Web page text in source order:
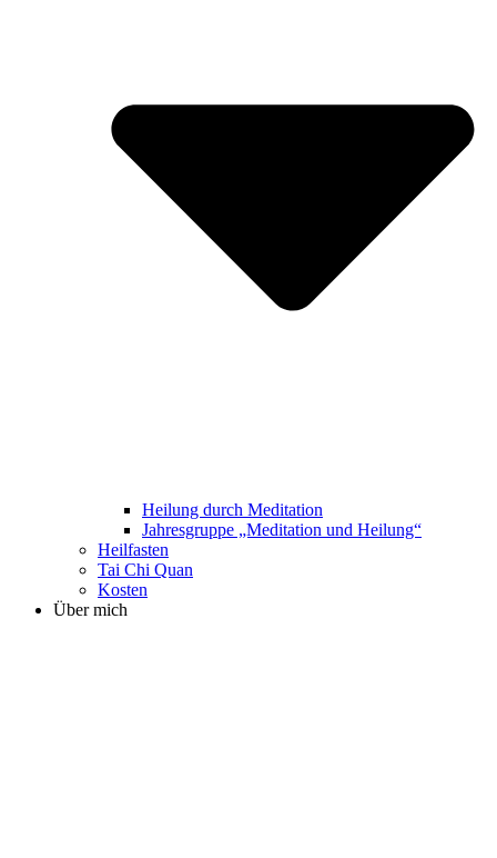
Heilung durch Meditation
Jahresgruppe „Meditation und Heilung“
Heilfasten
Tai Chi Quan
Kosten
Über mich